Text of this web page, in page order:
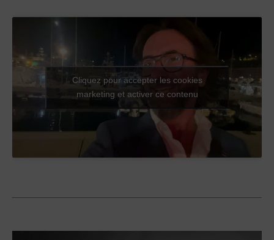
Cliquez pour accepter les cookies
marketing et activer ce contenu